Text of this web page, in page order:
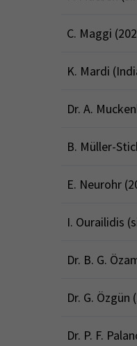
C. Maggi
K. Mardi
Dr. A.
B. Müller-
E. Neurohr
I. Ourailidis
Dr. B. G.
Dr. G. Özgün
Dr. P. F.